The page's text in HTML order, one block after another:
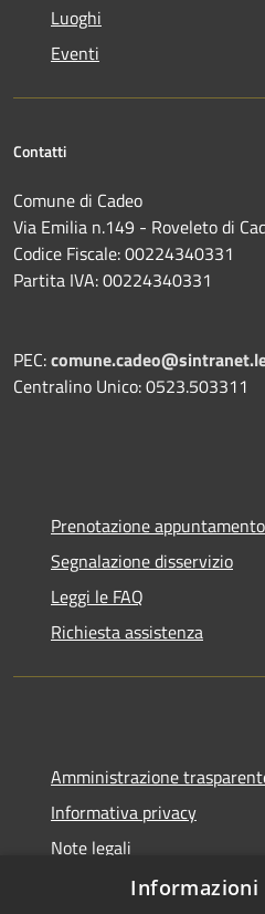
Luoghi
Eventi
Contatti
Comune di Cadeo
Via Emilia n.149 - Roveleto di
Codice Fiscale: 00224340331
Partita IVA: 00224340331
PEC:
Centralino Unico: 0523.503311
Prenotazione appuntamento
Segnalazione disservizio
Leggi le FAQ
Richiesta assistenza
Amministrazione
Informativa privacy
Note legali
Dichiarazione di accessibilità
Informazioni